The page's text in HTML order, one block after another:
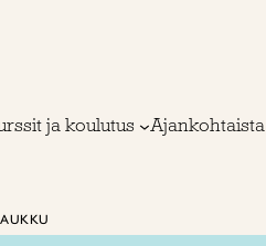
ja koulutus Ajankohtaista